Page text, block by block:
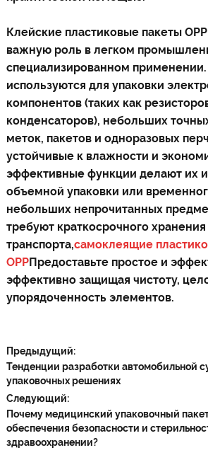
Клейские пластиковые пакеты
важную роль в легком
специализированном
используются для упаковки
компонентов (таких как
конденсаторов), небольших
меток, пакетов и одноразовых
устойчивые к влажности и
эффективные функции делают их
объемной упаковки или
небольших непрочитанных
требуют краткосрочного
транспорта,самоклеящие
OPPПредоставьте простое и
эффективно защищая чистоту,
упорядоченность элементов.
Предыдущий:
Тенденции разработки автомобильной
упаковочных решениях
Следующий:
Почему медицинский упаковочный
обеспечения безопасности и
здравоохранении?